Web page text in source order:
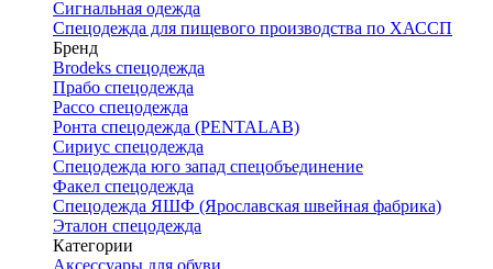
Сигнальная одежда
Спецодежда для пищевого производства по ХАССП
Бренд
Brodeks спецодежда
Прабо спецодежда
Рассо спецодежда
Ронта спецодежда (PENTALAB)
Сириус спецодежда
Спецодежда юго запад спецобъединение
Факел спецодежда
Спецодежда ЯШФ (Ярославская швейная фабрика)
Эталон спецодежда
Категории
Аксессуары для обуви